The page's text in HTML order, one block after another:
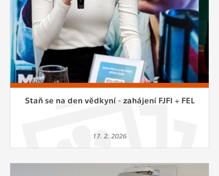
Staň se na den vědkyní - zahájení FJFI + FEL
17. 2. 2026